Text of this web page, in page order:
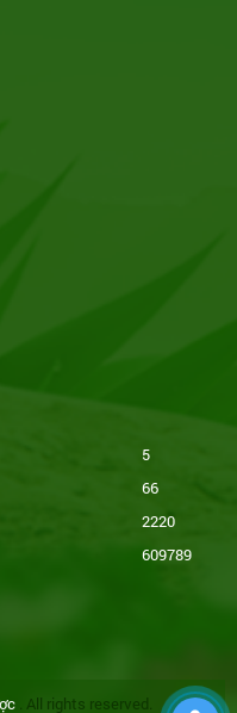
5
66
2220
609789
. All rights reserved.